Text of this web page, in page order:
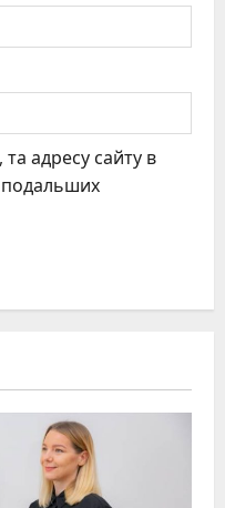
адресу сайту в
подальших